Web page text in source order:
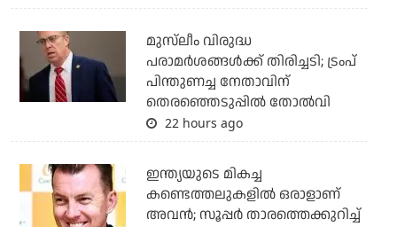
മുസ്‌ലീം വിരുദ്ധ
പരാമര്‍ശങ്ങള്‍ക്ക് തിരിച്ചടി; ട്രംപ്
പിന്തുണച്ച നേതാവിന്
തെരഞ്ഞെടുപ്പില്‍ തോല്‍വി
22 hours ago
ഇന്ത്യയുടെ മികച്ച
കണ്ടെത്തലുകളില്‍ ഒരാളാണ്
അവന്‍; സൂപ്പര്‍ താരത്തെക്കുറിച്ച്